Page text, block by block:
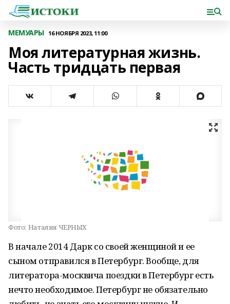
МЕМУАРЫ 16 НОЯБРЯ 2023, 11:00
Моя литературная жизнь.
Часть тридцать первая
Фото: Наталия ЧЕРНЫХ
В начале 2014 Дарк со своей женщиной и ее
сыном отправился в Петербург. Вообще, для
литератора-москвича поездки в Петербург есть
нечто необходимое. Петербург не обязательно